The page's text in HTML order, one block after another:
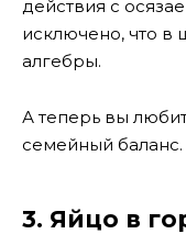
действия с
исключено, что в
алгебры.
А теперь вы
семейный баланс.
3. Яйцо в